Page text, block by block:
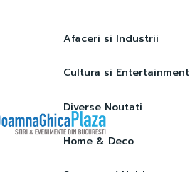
Afaceri si Industrii
Cultura si Entertainment
Diverse Noutati
Home & Deco